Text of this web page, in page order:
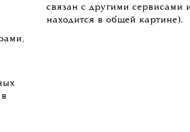
связан с другими сервисами
находится в общей картине).